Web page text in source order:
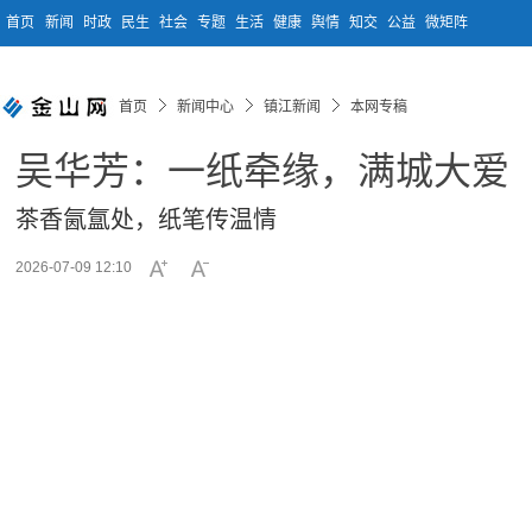
首页 新闻 时政 民生 社会 专题 生活 健康 舆情 知交 公益 微矩阵
首页 新闻中心 镇江新闻 本网专稿
吴华芳：一纸牵缘，满城大爱
茶香氤氲处，纸笔传温情
2026-07-09 12:10